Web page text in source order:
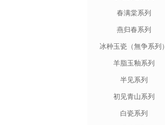
春满棠系列
燕归春系列
冰种玉瓷（無争系列）
羊脂玉釉系列
半见系列
初见青山系列
白瓷系列